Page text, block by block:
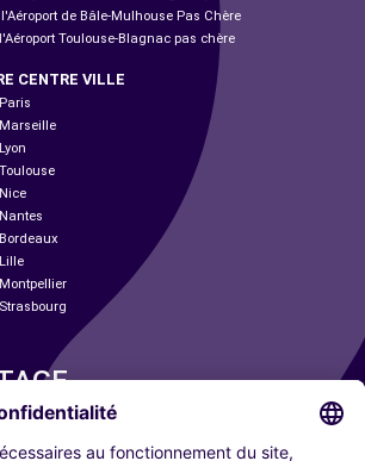
de Bâle-Mulhouse Pas Chère
Toulouse-Blagnac pas chère
CENTRE VILLE